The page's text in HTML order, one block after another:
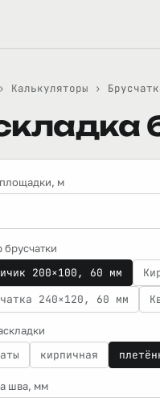
› Калькуляторы ›
, м
брусчатки
200×100, 60 мм
240×120, 60 мм
кирпичная
шва, мм